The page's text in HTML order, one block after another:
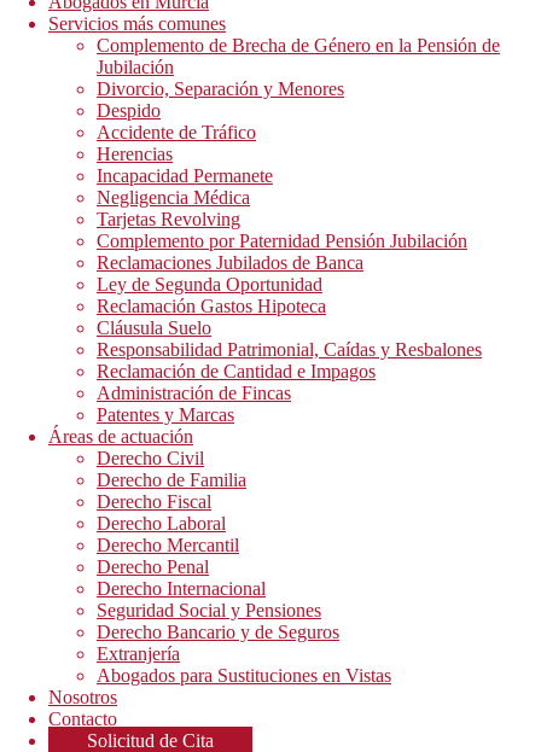
Servicios más comunes
Complemento de Brecha de Género en la Pensión de
Jubilación
Divorcio, Separación y Menores
Despido
Accidente de Tráfico
Herencias
Incapacidad Permanete
Negligencia Médica
Tarjetas Revolving
Complemento por Paternidad Pensión Jubilación
Reclamaciones Jubilados de Banca
Ley de Segunda Oportunidad
Reclamación Gastos Hipoteca
Cláusula Suelo
Responsabilidad Patrimonial, Caídas y Resbalones
Reclamación de Cantidad e Impagos
Administración de Fincas
Patentes y Marcas
Áreas de actuación
Derecho Civil
Derecho de Familia
Derecho Fiscal
Derecho Laboral
Derecho Mercantil
Derecho Penal
Derecho Internacional
Seguridad Social y Pensiones
Derecho Bancario y de Seguros
Extranjería
Abogados para Sustituciones en Vistas
Nosotros
Contacto
Solicitud de Cita